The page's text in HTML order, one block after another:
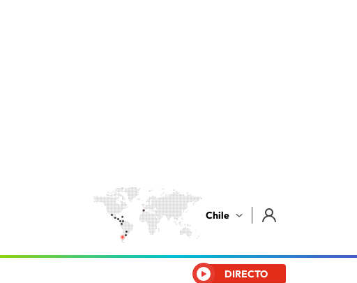
Chile
DIRECTO